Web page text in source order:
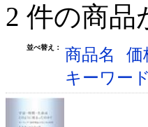
2 件の商品
並べ替え： 商品名 価
キーワー